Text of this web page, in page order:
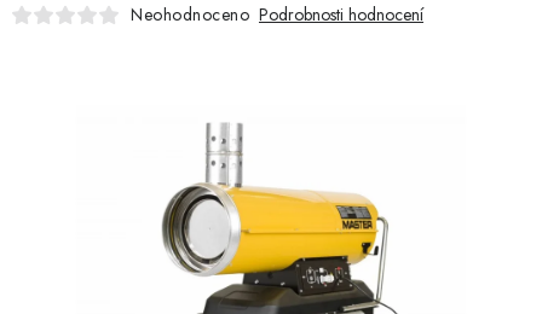
DOMÁCNOST A ZAHRADA
CHEMIE - BEZKONTAKTNÍ MYČKY
HODNOCENÍ OBCHODU
Neohodnoceno Podrobnosti hodnocení